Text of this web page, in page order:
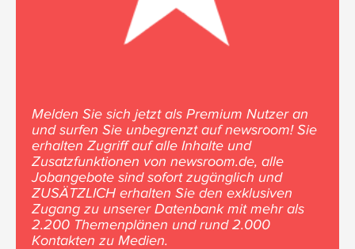
Melden Sie sich jetzt als Premium Nutzer an
und surfen Sie unbegrenzt auf newsroom! Sie
erhalten Zugriff auf alle Inhalte und
Zusatzfunktionen von newsroom.de, alle
Jobangebote sind sofort zugänglich und
ZUSÄTZLICH erhalten Sie den exklusiven
Zugang zu unserer Datenbank mit mehr als
2.200 Themenplänen und rund 2.000
Kontakten zu Medien.